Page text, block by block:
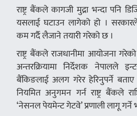
राष्ट्र बैंकले कागजी मुद्रा भन्दा पनि
यसलाई घटाउन लागेको हो । सरकारले
कम गर्दै लैजाने तयारी गरेको छ ।
राष्ट्र बैंकले राजधानीमा आयोजना
अन्तरक्रियामा निर्देशक नेपालले
बैंकिङलाई अलग गरेर हेरिनुपर्ने बताए
नियमित अनुगमन गर्न राष्ट्र बैंकले
‘नेसनल पेयमेन्ट गेटवे’ प्रणाली लागू